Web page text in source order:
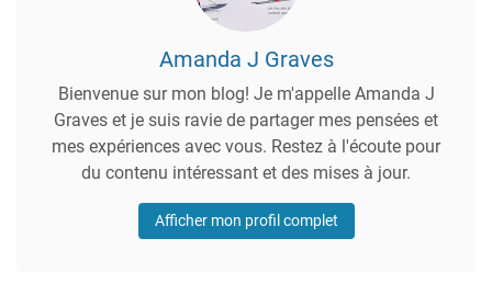
Amanda J Graves
Bienvenue sur mon blog! Je m'appelle Amanda J
Graves et je suis ravie de partager mes pensées et
mes expériences avec vous. Restez à l'écoute pour
du contenu intéressant et des mises à jour.
Afficher mon profil complet